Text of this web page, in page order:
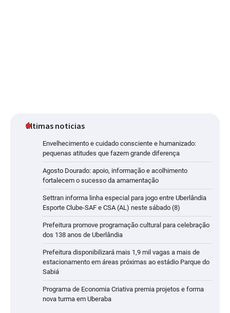
últimas noticias
Envelhecimento e cuidado consciente e humanizado:
pequenas atitudes que fazem grande diferença
Agosto Dourado: apoio, informação e acolhimento
fortalecem o sucesso da amamentação
Settran informa linha especial para jogo entre Uberlândia
Esporte Clube-SAF e CSA (AL) neste sábado (8)
Prefeitura promove programação cultural para celebração
dos 138 anos de Uberlândia
Prefeitura disponibilizará mais 1,9 mil vagas a mais de
estacionamento em áreas próximas ao estádio Parque do
Sabiá
Programa de Economia Criativa premia projetos e forma
nova turma em Uberaba